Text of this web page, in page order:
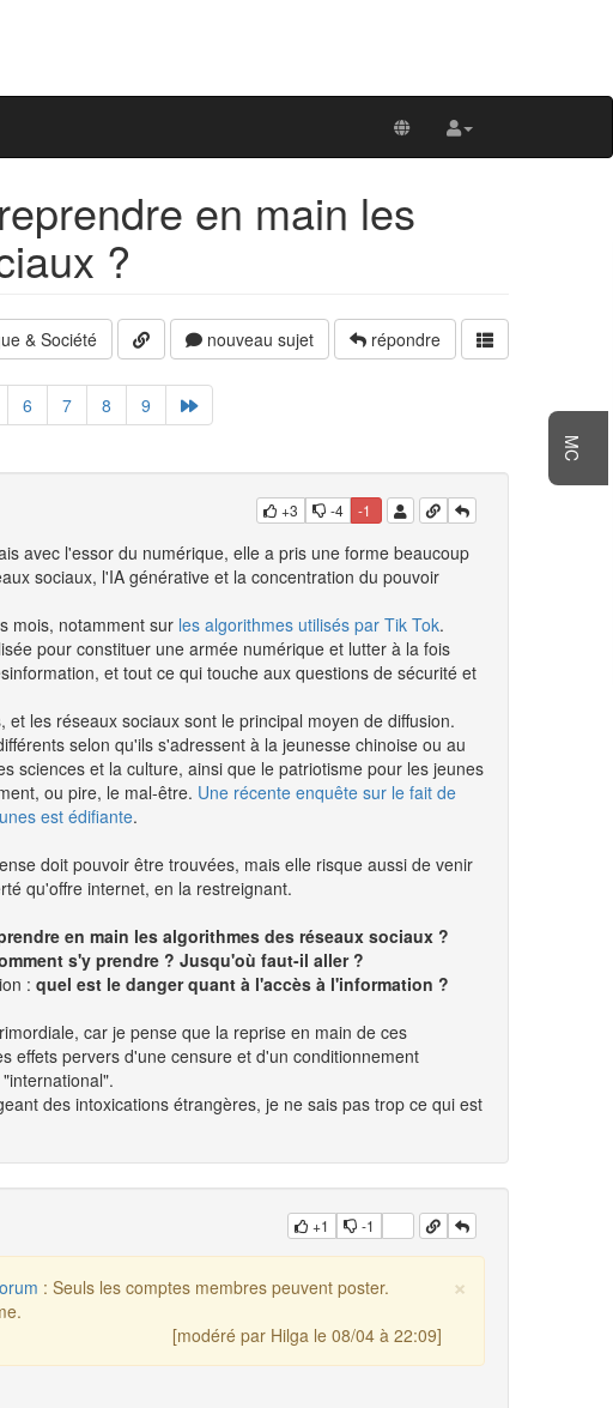
en main les
?
& Société nouveau sujet répondre
6 7 8 9
+3 -4 -1
avec l'essor du numérique, elle a pris une forme beaucoup
sociaux, l'IA générative et la concentration du pouvoir
mois, notamment sur les algorithmes utilisés par Tik Tok.
pour constituer une armée numérique et lutter à la fois
et tout ce qui touche aux questions de sécurité et
et les réseaux sociaux sont le principal moyen de diffusion.
selon qu'ils s'adressent à la jeunesse chinoise ou au
sciences et la culture, ainsi que le patriotisme pour les jeunes
ou pire, le mal-être. Une récente enquête sur le fait de
est édifiante.
doit pouvoir être trouvées, mais elle risque aussi de venir
qu'offre internet, en la restreignant.
en main les algorithmes des réseaux sociaux ?
s'y prendre ? Jusqu'où faut-il aller ?
: quel est le danger quant à l'accès à l'information ?
car je pense que la reprise en main de ces
effets pervers d'une censure et d'un conditionnement
des intoxications étrangères, je ne sais pas trop ce qui est
+1 -1
×
: Seuls les comptes membres peuvent poster.
[modéré par Hilga le 08/04 à 22:09]
MC